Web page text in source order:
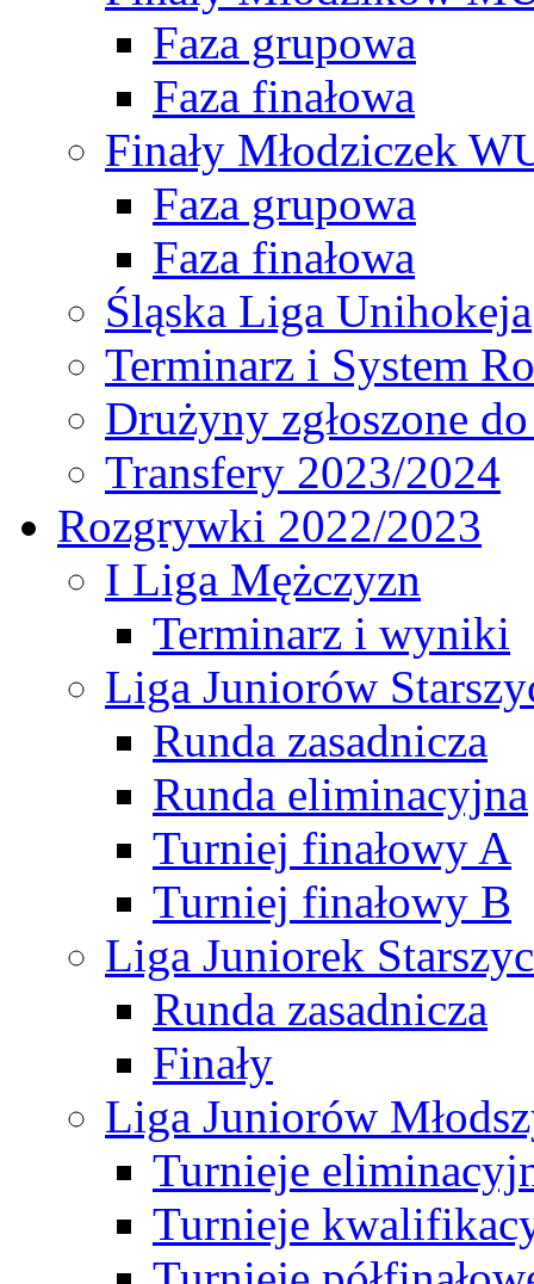
Faza grupowa
Faza finałowa
Finały Młodziczek
Faza grupowa
Faza finałowa
Śląska Liga Unihokeja
Terminarz i System
Drużyny zgłoszone
Transfery 2023/2024
Rozgrywki 2022/2023
I Liga Mężczyzn
Terminarz i wyniki
Liga Juniorów
Runda zasadnicza
Runda eliminacyjna
Turniej finałowy A
Turniej finałowy B
Liga Juniorek
Runda zasadnicza
Finały
Liga Juniorów
Turnieje
Turnieje